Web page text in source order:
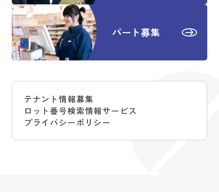
パート募集
テナント情報募集
ロット番号検索情報サービス
プライバシーポリシー